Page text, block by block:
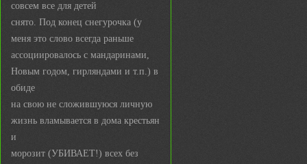
совсем все для детей
снято. Под конец снегурочка (у
меня это слово всегда раньше
ассоциировалось с мандаринами,
Новым годом, гирляндами и т.п.) в
обиде
на свою не сложившуюся личную
жизнь вламывается в дома крестьян
и
морозит (УБИВАЕТ!) всех без